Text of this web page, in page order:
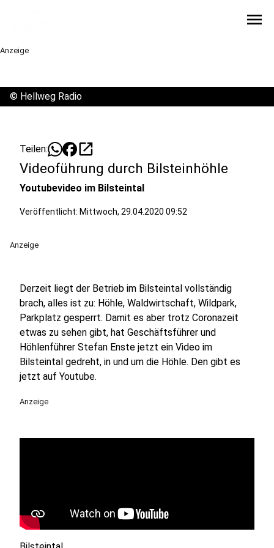
menu
Anzeige
© Hellweg Radio
Teilen: open_in_new
Videoführung durch Bilsteinhöhle
Youtubevideo im Bilsteintal
Veröffentlicht: Mittwoch, 29.04.2020 09:52
Anzeige
Derzeit liegt der Betrieb im Bilsteintal vollständig
brach, alles ist zu: Höhle, Waldwirtschaft, Wildpark,
Parkplatz gesperrt. Damit es aber trotz Coronazeit
etwas zu sehen gibt, hat Geschäftsführer und
Höhlenführer Stefan Enste jetzt ein Video im
Bilsteintal gedreht, in und um die Höhle. Den gibt es
jetzt auf Youtube.
Anzeige